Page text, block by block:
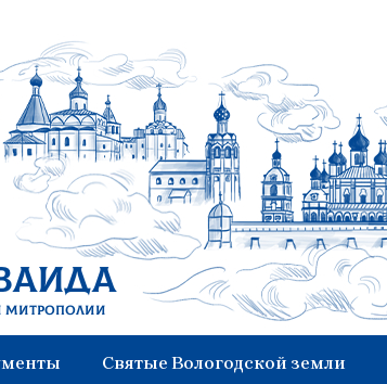
митрополии
Святые Вологодской земли